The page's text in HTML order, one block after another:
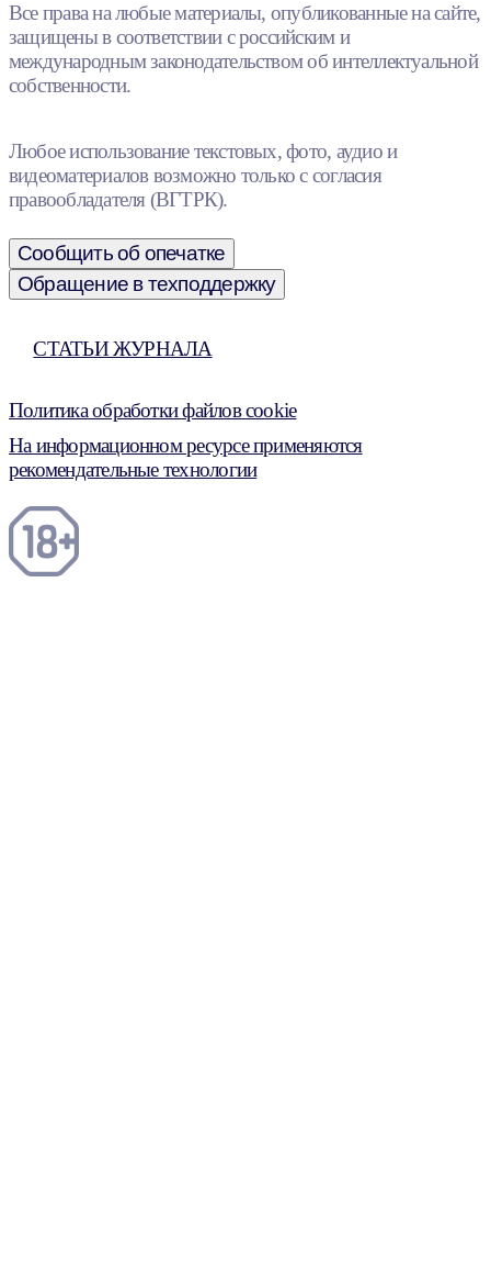
Все права на любые материалы, опубликованные на сайте,
защищены в соответствии с российским и
международным законодательством об интеллектуальной
собственности.
Любое использование текстовых, фото, аудио и
видеоматериалов возможно только с согласия
правообладателя (ВГТРК).
Сообщить об опечатке
Обращение в техподдержку
СТАТЬИ ЖУРНАЛА
Политика обработки файлов cookie
На информационном ресурсе применяются
рекомендательные технологии